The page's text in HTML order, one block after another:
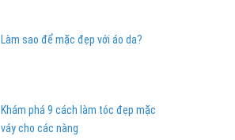
Làm sao để mặc đẹp với áo da?
Khám phá 9 cách làm tóc đẹp mặc
váy cho các nàng